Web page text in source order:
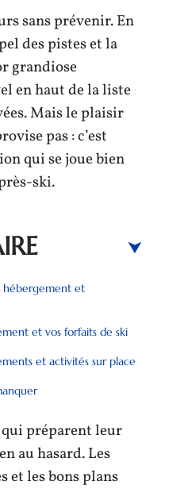
sans prévenir. En
des pistes et la
grandiose
en haut de la liste
Mais le plaisir
pas : c’est
qui se joue bien
ski.
hébergement et
et vos forfaits de ski
et activités sur place
préparent leur
au hasard. Les
et les bons plans